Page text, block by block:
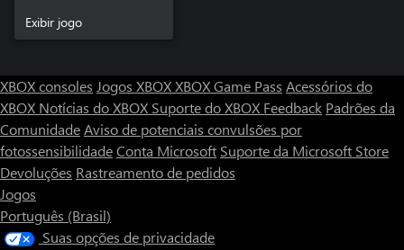
Exibir jogo
XBOX consoles Jogos XBOXXBOX Game Pass Acessórios do
XBOX Notícias do XBOX Suporte do XBOX Feedback Padrões da
ComunidadeAviso de potenciais convulsões por
fotossensibilidadeConta Microsoft Suporte da Microsoft Store
Devoluções Rastreamento de pedidos
Jogos
Português (Brasil)
Suas opções de privacidade